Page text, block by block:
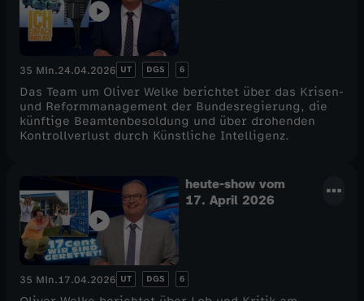
35 Min.24.04.2026 UT DGS 6
Das Team um Oliver Welke berichtet über das Krisen-
und Reformmanagement der Bundesregierung, die
künftige Beamtenbesoldung und über drohenden
Kontrollverlust durch Künstliche Intelligenz.
heute-show vom
17. April 2026
35 Min.17.04.2026 UT DGS 6